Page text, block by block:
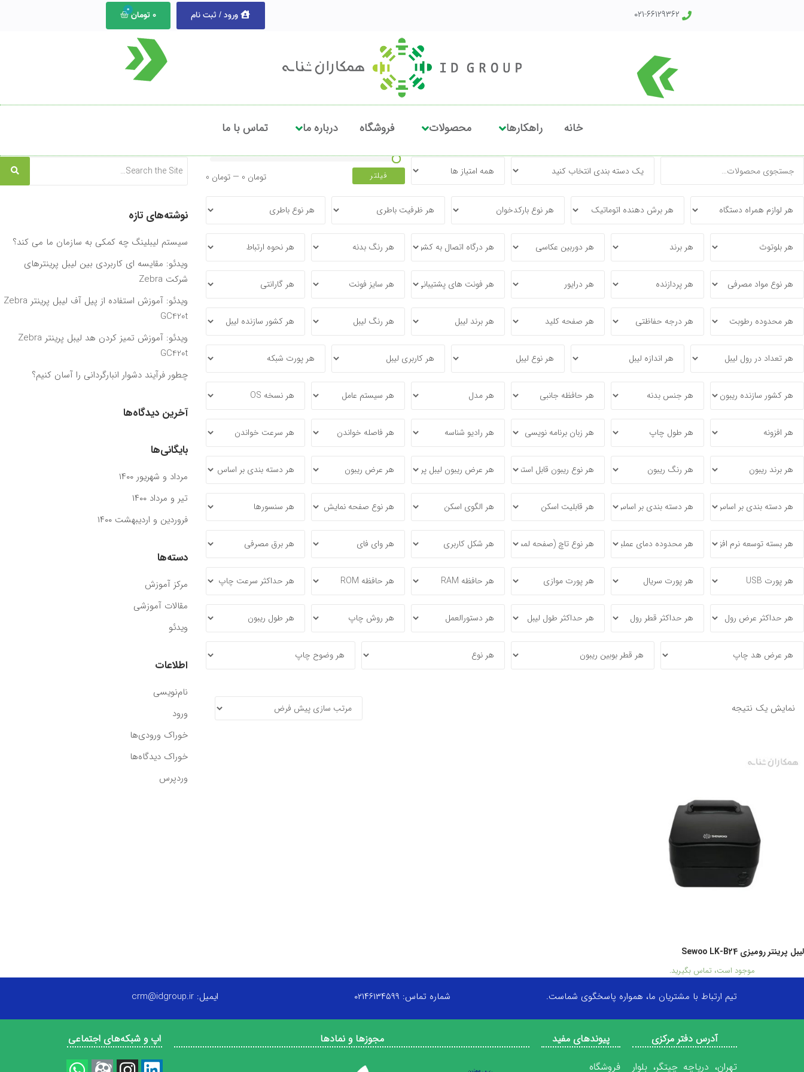
۰۲۱-۶۶۱۲۹۳۶۲ ورود / ثبت نام 0تومان
خانه راهکارها محصولات فروشگاه درباره ما تماس با ما
0 تومان— 0 تومان فیلتر
نمایش یک نتیجه
لیبل پرینتر رومیزی Sewoo LK-B24
موجود است، تماس بگیرید.
نوشته‌های تازه
سیستم لیبلینگ چه کمکی به سازمان ما می ‌کند؟
ویدئو: مقایسه ای کاربردی بین لیبل پرینترهای
شرکت Zebra
ویدئو: آموزش استفاده از پیل آف لیبل پرینتر Zebra
GC420t
ویدئو: آموزش تمیز کردن هد لیبل پرینتر Zebra
GC420t
چطور فرآیند دشوار انبارگردانی را آسان کنیم؟
آخرین دیدگاه‌ها
بایگانی‌ها
مرداد و شهریور ۱۴۰۰
تیر و مرداد ۱۴۰۰
فروردین و اردیبهشت ۱۴۰۰
دسته‌ها
مرکز آموزش
مقالات آموزشی
ویدئو
اطلاعات
نام‌نویسی
ورود
خوراک ورودی‌ها
خوراک دیدگاه‌ها
وردپرس
تیم ارتباط با مشتریان ما، همواره پاسخگوی شماست. شماره تماس: ۰۲۱۴۶۱۳۴۵۹۹ ایمیل: crm@idgroup.ir
آدرس دفتر مرکزی
تهران، دریاچه چیتگر، بلوار
پیوندهای مفید
فروشگاه
مجوزها و نمادها اپ و شبکه‌های اجتماعی